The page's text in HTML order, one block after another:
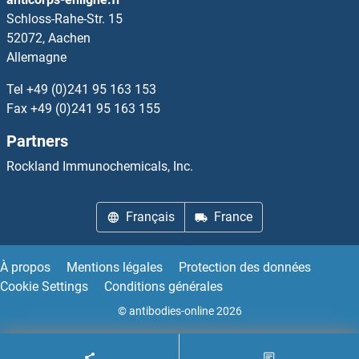
FN3K Kits ELISA
FN3KRP Kits ELISA
FNBP1 Kits ELISA
FNBP1L Kits ELISA
FNDC3B Kits ELISA
FNDC4 Kits ELISA
Schloss-Rahe-Str. 15
52072, Aachen
Allemagne
Tel +49 (0)241 95 163 153
Fax +49 (0)241 95 163 155
Partners
Rockland Immunochemicals, Inc.
Français France
À propos Mentions légales
Protection des données
Cookie Settings
Conditions générales
© antibodies-online 2026